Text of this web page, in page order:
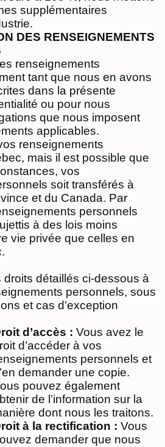
supplémentaires
DES RENSEIGNEMENTS
renseignements
tant que nous en avons
dans la présente
ou pour nous
que nous imposent
applicables.
renseignements
mais il est possible que
vos
soit transférés à
et du Canada. Par
personnels
à des lois moins
vie privée que celles en
détaillés ci-dessous à
personnels, sous
et cas d’exception
d’accès : Vous avez le
d’accéder à vos
personnels et
demander une copie.
pouvez également
de l’information sur la
dont nous les traitons.
à la rectification : Vous
demander que nous